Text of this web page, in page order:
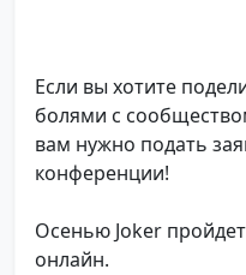
Если вы хотите
болями с
вам нужно подать
конференции!
Осенью Joker
онлайн.